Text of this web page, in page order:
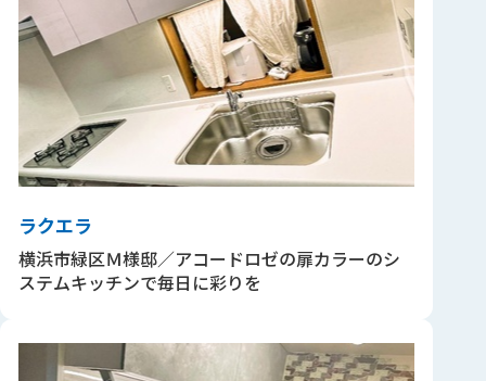
ラクエラ
横浜市緑区Ｍ様邸／アコードロゼの扉カラーのシ
ステムキッチンで毎日に彩りを